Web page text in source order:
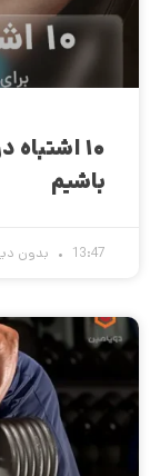
۱۰
باشیم
13:47 بدون